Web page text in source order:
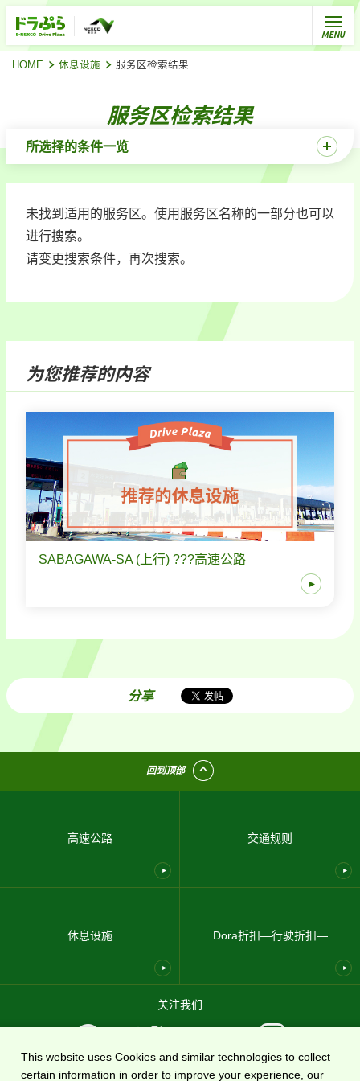
HOME 休息设施 服务区检索结果
服务区检索结果
所选择的条件一览
未找到适用的服务区。使用服务区名称的一部分也可以
进行搜索。
请变更搜索条件，再次搜索。
为您推荐的内容
SABAGAWA-SA (上行) ???高速公路
分享
回到顶部
高速公路 交通规则
休息设施 Dora折扣—行驶折扣—
关注我们
This website uses Cookies and similar technologies to collect
certain information in order to improve your experience, our